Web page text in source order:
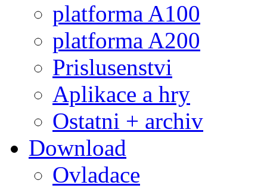
platforma A100
platforma A200
Prislusenstvi
Aplikace a hry
Ostatni + archiv
Download
Ovladace